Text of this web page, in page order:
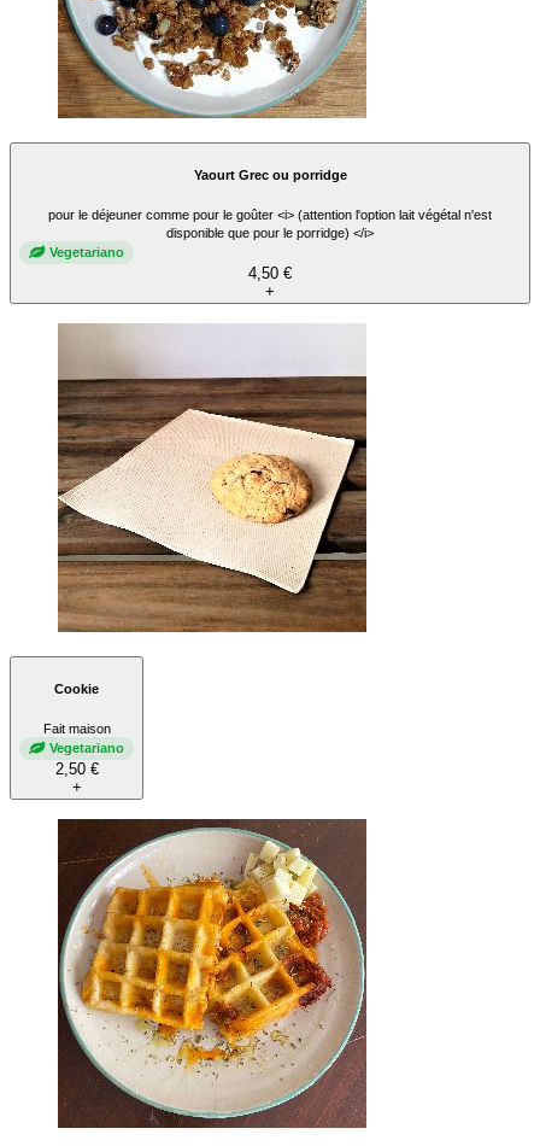
Yaourt Grec ou porridge
pour le déjeuner comme pour le goûter <i> (attention l'option lait végétal n'est
disponible que pour le porridge) </i>
Vegetariano
4,50 €
+
Cookie
Fait maison
Vegetariano
2,50 €
+